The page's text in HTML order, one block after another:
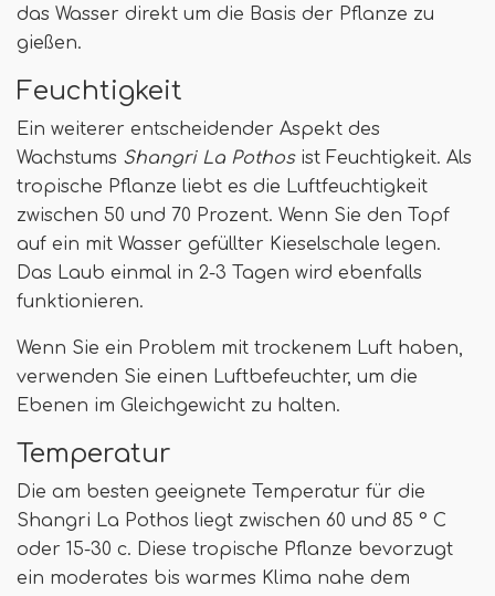
das Wasser direkt um die Basis der Pflanze zu
gießen.
Feuchtigkeit
Ein weiterer entscheidender Aspekt des
Wachstums Shangri La Pothosist Feuchtigkeit. Als
tropische Pflanze liebt es die Luftfeuchtigkeit
zwischen 50 und 70 Prozent. Wenn Sie den Topf
auf ein mit Wasser gefüllter Kieselschale legen.
Das Laub einmal in 2-3 Tagen wird ebenfalls
funktionieren.
Wenn Sie ein Problem mit trockenem Luft haben,
verwenden Sie einen Luftbefeuchter, um die
Ebenen im Gleichgewicht zu halten.
Temperatur
Die am besten geeignete Temperatur für die
Shangri La Pothos liegt zwischen 60 und 85 ° C
oder 15-30 c. Diese tropische Pflanze bevorzugt
ein moderates bis warmes Klima nahe dem